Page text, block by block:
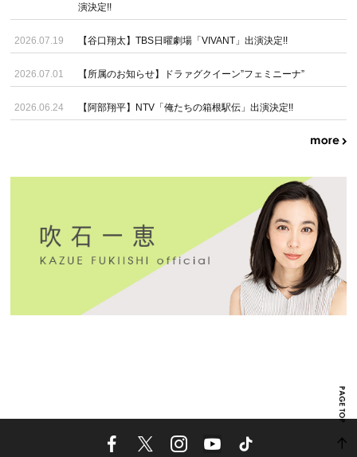
演決定!!
2026.07.19 【谷口翔太】TBS日曜劇場「VIVANT」出演決定!!
2026.07.01 【所属のお知らせ】ドラァグクイーン”フェミニーナ”
2026.06.24 【阿部翔平】NTV「俺たちの箱根駅伝」出演決定!!